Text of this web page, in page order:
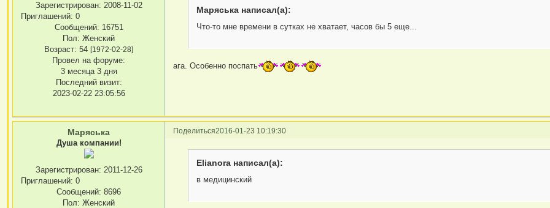
Зарегистрирован: 2008-11-02
Приглашений: 0
Сообщений: 16751
Пол: Женский
Возраст: 54[1972-02-28]
Провел на форуме:
3 месяца 3 дня
Последний визит:
2023-02-22 23:05:56
Маряська написал(а):
Что-то мне времени в сутках не хватает, часов бы 5 еще...
ага. Особенно поспать
Поделиться2016-01-23 10:19:30
Маряська
Душа компании!
Зарегистрирован: 2011-12-26
Приглашений: 0
Сообщений: 8696
Пол: Женский
Elianora написал(а):
в медицинский